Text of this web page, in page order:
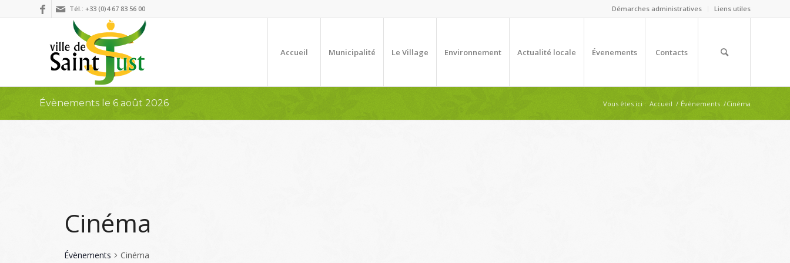
Démarches administratives Liens utiles
Tél.: +33 (0)4 67 83 56 00
Accueil Municipalité Le Village Environnement Actualité locale Évenements Contacts
Évènements le 6 août 2026 Vous êtes ici : Accueil / Évènements /Cinéma
Cinéma
Évènements Cinéma